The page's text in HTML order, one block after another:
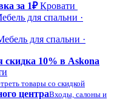
за 1₽ Кровати
для спальни ·
для спальни ·
10% в Askona
товары со скидкой
центраВходы, салоны и